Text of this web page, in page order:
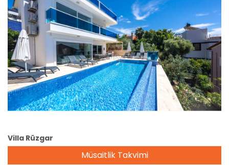
Rezervasyon
Villa Rüzgar
Müsaitlik Takvimi